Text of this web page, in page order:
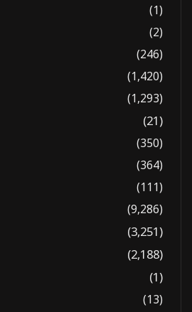
(1)
(2)
(246)
(1,420)
(1,293)
(21)
(350)
(364)
(111)
(9,286)
(3,251)
(2,188)
(1)
(13)